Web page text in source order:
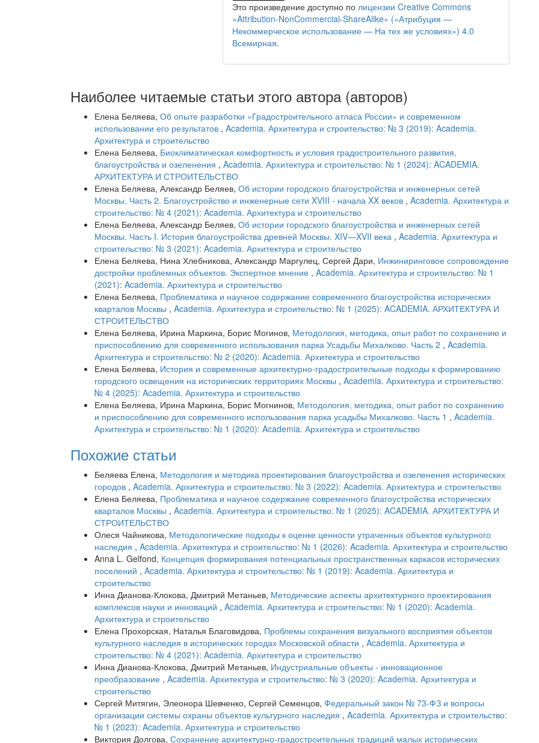
Это произведение доступно полицензии Creative Commons
«Attribution-NonCommercial-ShareAlike» («Атрибуция —
Некоммерческое использование — На тех же условиях») 4.0
Всемирная.
Наиболее читаемые статьи этого автора (авторов)
Елена Беляева, Об опыте разработки «Градостроительного атласа России» и современном
использовании его результатов , Academia. Архитектура и строительство: № 3 (2019): Academia.
Архитектура и строительство
Елена Беляева, Биоклиматическая комфортность и условия градостроительного развития,
благоустройства и озеленения , Academia. Архитектура и строительство: № 1 (2024): ACADEMIA.
АРХИТЕКТУРА И СТРОИТЕЛЬСТВО
Елена Беляева, Александр Беляев, Об истории городского благоустройства и инженерных сетей
Москвы. Часть 2. Благоустройство и инженерные сети XVIII - начала XX веков , Academia. Архитектура и
строительство: № 4 (2021): Academia. Архитектура и строительство
Елена Беляева, Александр Беляев, Об истории городского благоустройства и инженерных сетей
Москвы. Часть I. История благоустройства древней Москвы. XIV—XVII века , Academia. Архитектура и
строительство: № 3 (2021): Academia. Архитектура и строительство
Елена Беляева, Нина Хлебникова, Александр Маргулец, Сергей Дари, Инжиниринговое сопровождение
достройки проблемных объектов. Экспертное мнение , Academia. Архитектура и строительство: № 1
(2021): Academia. Архитектура и строительство
Елена Беляева, Проблематика и научное содержание современного благоустройства исторических
кварталов Москвы , Academia. Архитектура и строительство: № 1 (2025): ACADEMIA. АРХИТЕКТУРА И
СТРОИТЕЛЬСТВО
Елена Беляева, Ирина Маркина, Борис Могинов, Методология, методика, опыт работ по сохранению и
приспособлению для современного использования парка Усадьбы Михалково. Часть 2 , Academia.
Архитектура и строительство: № 2 (2020): Academia. Архитектура и строительство
Елена Беляева, История и современные архитектурно-градостроительные подходы к формированию
городского освещения на исторических территориях Москвы , Academia. Архитектура и строительство:
№ 4 (2025): Academia. Архитектура и строительство
Елена Беляева, Ирина Маркина, Борис Могнинов, Методология, методика, опыт работ по сохранению
и приспособлению для современного использования парка усадьбы Михалково. Часть 1 , Academia.
Архитектура и строительство: № 1 (2020): Academia. Архитектура и строительство
Похожие статьи
Беляева Елена, Методология и методика проектирования благоустройства и озеленения исторических
городов , Academia. Архитектура и строительство: № 3 (2022): Academia. Архитектура и строительство
Елена Беляева, Проблематика и научное содержание современного благоустройства исторических
кварталов Москвы , Academia. Архитектура и строительство: № 1 (2025): ACADEMIA. АРХИТЕКТУРА И
СТРОИТЕЛЬСТВО
Олеся Чайникова, Методологические подходы к оценке ценности утраченных объектов культурного
наследия , Academia. Архитектура и строительство: № 1 (2026): Academia. Архитектура и строительство
Anna L. Gelfond, Концепция формирования потенциальных пространственных каркасов исторических
поселений , Academia. Архитектура и строительство: № 1 (2019): Academia. Архитектура и
строительство
Инна Дианова-Клокова, Дмитрий Метаньев, Методические аспекты архитектурного проектирования
комплексов науки и инноваций , Academia. Архитектура и строительство: № 1 (2020): Academia.
Архитектура и строительство
Елена Прохорская, Наталья Благовидова, Проблемы сохранения визуального восприятия объектов
культурного наследия в исторических городах Московской области , Academia. Архитектура и
строительство: № 4 (2021): Academia. Архитектура и строительство
Инна Дианова-Клокова, Дмитрий Метаньев, Индустриальные объекты - инновационное
преобразование , Academia. Архитектура и строительство: № 3 (2020): Academia. Архитектура и
строительство
Сергей Митягин, Элеонора Шевченко, Сергей Семенцов, Федеральный закон № 73-ФЗ и вопросы
организации системы охраны объектов культурного наследия , Academia. Архитектура и строительство:
№ 1 (2023): Academia. Архитектура и строительство
Виктория Долгова, Сохранение архитектурно-градостроительных традиций малых исторических